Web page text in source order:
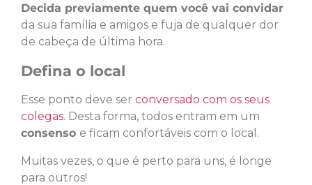
Decida previamente quem você vai convidar
da sua família e amigos e fuja de qualquer dor
de cabeça de última hora.
Defina o local
Esse ponto deve ser conversado com os seus
colegas. Desta forma, todos entram em um
consenso e ficam confortáveis com o local.
Muitas vezes, o que é perto para uns, é longe
para outros!